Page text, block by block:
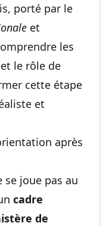
porté par le
et
les
le rôle de
cette étape
et
après
se joue pas au
cadre
de